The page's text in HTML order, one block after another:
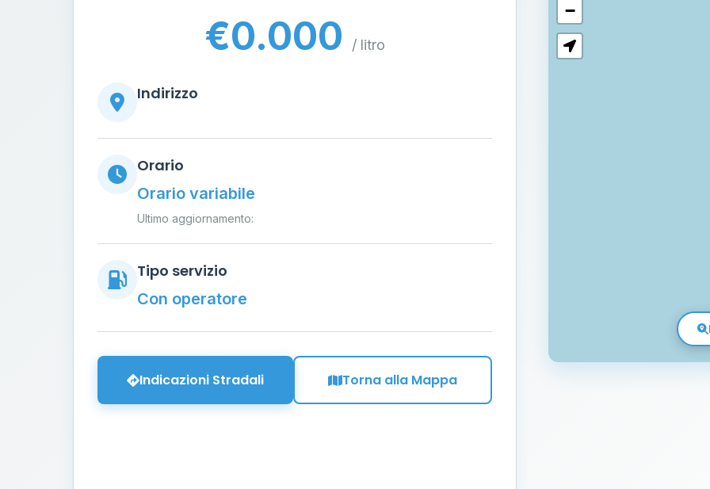
€0.000 / litro
Indirizzo
Orario
Orario variabile
Ultimo aggiornamento:
Tipo servizio
Con operatore
Indicazioni Stradali Torna alla Mappa
−